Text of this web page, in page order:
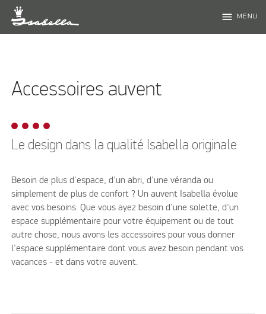
menu MENU
Accessoires auvent
Le design dans la qualité Isabella originale
Besoin de plus d'espace, d'un abri, d'une véranda ou
simplement de plus de confort ? Un auvent Isabella évolue
avec vos besoins. Que vous ayez besoin d'une solette, d'un
espace supplémentaire pour votre équipement ou de tout
autre chose, nous avons les accessoires pour vous donner
l'espace supplémentaire dont vous avez besoin pendant vos
vacances - et dans votre auvent.